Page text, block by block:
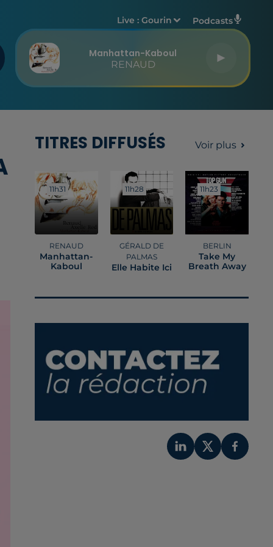
Live :Gourin Podcasts
Manhattan-Kaboul
RENAUD
TITRES DIFFUSÉS Voir plus
11h31
11h31
RENAUD
Manhattan-
Kaboul
11h28
11h28
GÉRALD DE
PALMAS
Elle Habite Ici
11h23
11h23
BERLIN
Take My
Breath Away